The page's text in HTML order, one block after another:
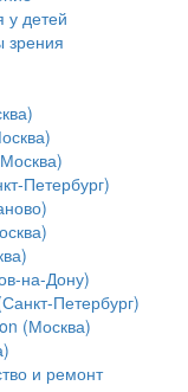
у детей
зрения
Петербург)
на-Дону)
Петербург)
(Москва)
и ремонт